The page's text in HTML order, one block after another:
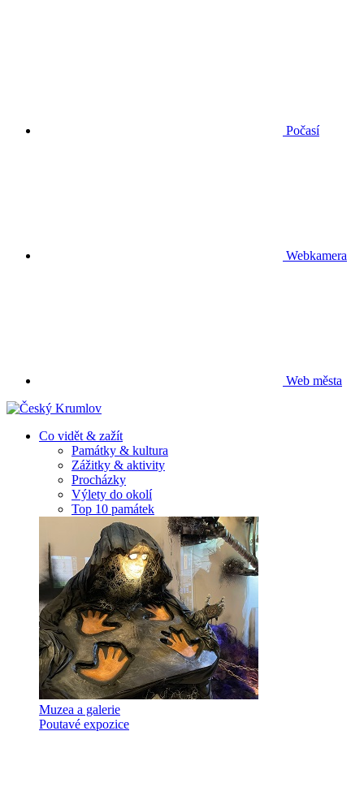
Počasí
Webkamera
Web města
Co vidět & zažít
Památky & kultura
Zážitky & aktivity
Procházky
Výlety do okolí
Top 10 památek
Muzea a galerie
Poutavé expozice